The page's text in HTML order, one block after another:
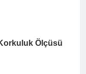
Korkuluk Ölçüsü